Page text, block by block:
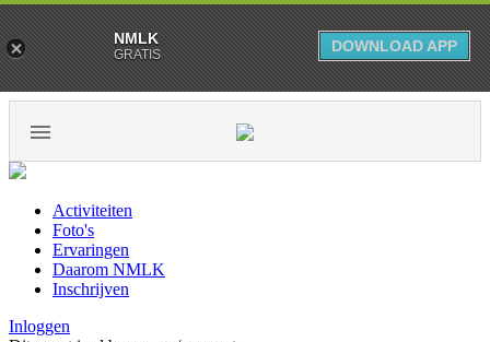
Activiteiten
Foto's
Ervaringen
Daarom NMLK
Inschrijven
Inloggen
NMLK
GRATIS DOWNLOAD APP